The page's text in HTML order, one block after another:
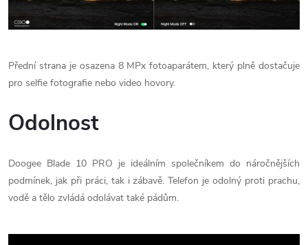
Přední strana je osazena 8 MPx fotoaparátem, který plně dostačuje
pro selfie fotografie nebo video hovory.
Odolnost
Doogee Blade 10 PRO je ideálním společníkem do náročnějších
podmínek, jak při práci, tak i zábavě. Telefon je odolný proti prachu,
vodě a tělo zvládá odolávat také pádům.